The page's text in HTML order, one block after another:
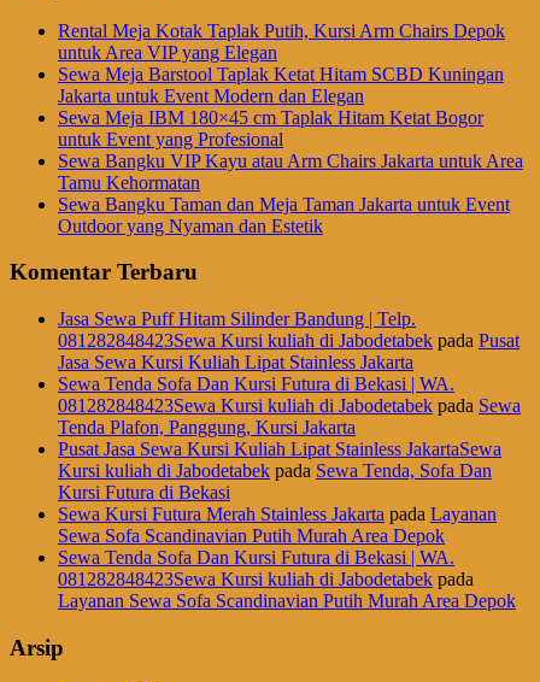
Rental Meja Kotak Taplak Putih, Kursi Arm Chairs Depok
untuk Area VIP yang Elegan
Sewa Meja Barstool Taplak Ketat Hitam SCBD Kuningan
Jakarta untuk Event Modern dan Elegan
Sewa Meja IBM 180×45 cm Taplak Hitam Ketat Bogor
untuk Event yang Profesional
Sewa Bangku VIP Kayu atau Arm Chairs Jakarta untuk Area
Tamu Kehormatan
Sewa Bangku Taman dan Meja Taman Jakarta untuk Event
Outdoor yang Nyaman dan Estetik
Komentar Terbaru
Jasa Sewa Puff Hitam Silinder Bandung | Telp.
081282848423Sewa Kursi kuliah di Jabodetabek pada Pusat
Jasa Sewa Kursi Kuliah Lipat Stainless Jakarta
Sewa Tenda Sofa Dan Kursi Futura di Bekasi | WA.
081282848423Sewa Kursi kuliah di Jabodetabek pada Sewa
Tenda Plafon, Panggung, Kursi Jakarta
Pusat Jasa Sewa Kursi Kuliah Lipat Stainless JakartaSewa
Kursi kuliah di Jabodetabek pada Sewa Tenda, Sofa Dan
Kursi Futura di Bekasi
Sewa Kursi Futura Merah Stainless Jakarta pada Layanan
Sewa Sofa Scandinavian Putih Murah Area Depok
Sewa Tenda Sofa Dan Kursi Futura di Bekasi | WA.
081282848423Sewa Kursi kuliah di Jabodetabek pada
Layanan Sewa Sofa Scandinavian Putih Murah Area Depok
Arsip